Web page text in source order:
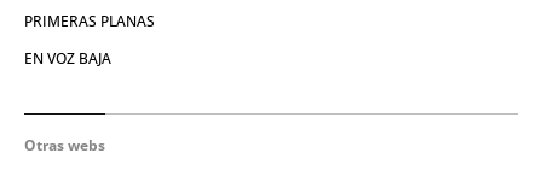
PRIMERAS PLANAS
EN VOZ BAJA
Otras webs